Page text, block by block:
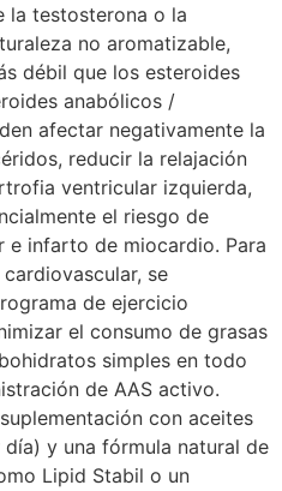
la testosterona o la
no aromatizable,
débil que los esteroides
anabólicos /
afectar negativamente la
reducir la relajación
ventricular izquierda,
el riesgo de
e infarto de miocardio. Para
se
de ejercicio
el consumo de grasas
simples en todo
de AAS activo.
con aceites
y una fórmula natural de
Lipid Stabil o un